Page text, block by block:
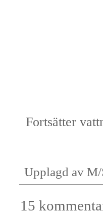
Fortsätter
Upplagd av M/
15